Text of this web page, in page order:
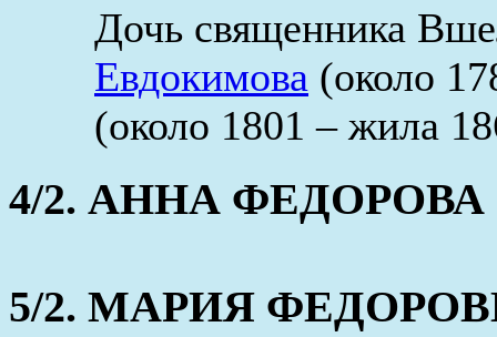
Дочь священника
Евдокимова (около
(около 1801 – жила
4/2. АННА ФЕДОРОВА
5/2. МАРИЯ